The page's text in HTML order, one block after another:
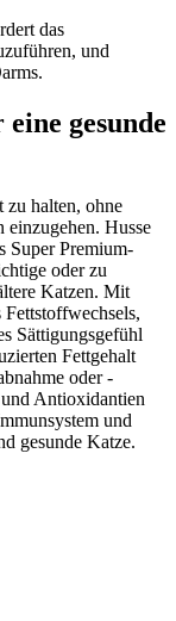
das
und
gesunde
zu halten, ohne
einzugehen. Husse
Super Premium-
oder zu
Katzen. Mit
Sättigungsgefühl
Fettgehalt
oder -
Antioxidantien
und
gesunde Katze.